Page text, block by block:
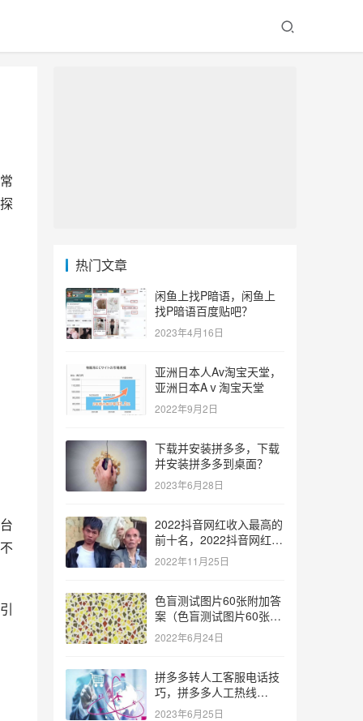
热门文章
闲鱼上找P暗语，闲鱼上
找P暗语百度贴吧？
2023年4月16日
亚洲日本人Av淘宝天堂，
亚洲日本Aⅴ淘宝天堂
2022年9月2日
下载并安装拼多多，下载
并安装拼多多到桌面？
2023年6月28日
2022抖音网红收入最高的
前十名，2022抖音网红收
入最高的前十名有哪些？
2022年11月25日
色盲测试图片60张附加答
案（色盲测试图片60张复
杂）
2022年6月24日
拼多多转人工客服电话技
巧，拼多多人工热线
9541344？
2023年6月25日